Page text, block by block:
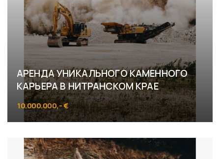
АРЕНДА УНИКАЛЬНОГО КАМЕННОГО
КАРЬЕРА В НИТРАНСКОМ КРАЕ
10.000.000,- €